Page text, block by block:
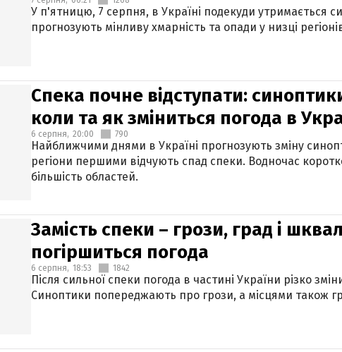
У п'ятницю, 7 серпня, в Україні подекуди утримається
прогнозують мінливу хмарність та опади у низці
Спека почне відступати:
коли та як зміниться погода в
6 серпня, 20:00 790
Найближчими днями в Україні прогнозують зміну
регіони першими відчують спад спеки. Водночас
більшість областей.
Замість спеки – грози, град і
погіршиться погода
6 серпня, 18:53 1842
Після сильної спеки погода в частині України різко
Синоптики попереджають про грози, а місцями також